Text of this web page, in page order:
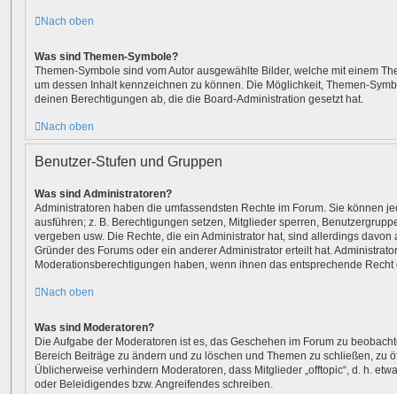
Nach oben
Was sind Themen-Symbole?
Themen-Symbole sind vom Autor ausgewählte Bilder, welche mit einem
um dessen Inhalt kennzeichnen zu können. Die Möglichkeit, Themen-
deinen Berechtigungen ab, die die Board-Administration gesetzt hat.
Nach oben
Benutzer-Stufen und Gruppen
Was sind Administratoren?
Administratoren haben die umfassendsten Rechte im Forum. Sie können
ausführen; z. B. Berechtigungen setzen, Mitglieder sperren,
vergeben usw. Die Rechte, die ein Administrator hat, sind allerdings
Gründer des Forums oder ein anderer Administrator erteilt hat.
Moderationsberechtigungen haben, wenn ihnen das entsprechende Recht
Nach oben
Was sind Moderatoren?
Die Aufgabe der Moderatoren ist es, das Geschehen im Forum zu
Bereich Beiträge zu ändern und zu löschen und Themen zu schließen, zu
Üblicherweise verhindern Moderatoren, dass Mitglieder „offtopic“, d. h.
oder Beleidigendes bzw. Angreifendes schreiben.